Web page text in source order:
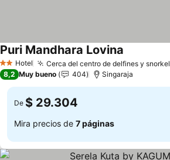
2 Estrellas
Hotel Cerca del centro de delfines y snorkel
Puri Mandhara Lovina
8,2 Muy bueno 404 Singaraja
De $ 29.304
Mira precios de 7 páginas